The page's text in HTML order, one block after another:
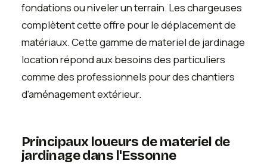
fondations ou niveler un terrain. Les chargeuses
complètent cette offre pour le déplacement de
matériaux. Cette gamme de materiel de jardinage
location répond aux besoins des particuliers
comme des professionnels pour des chantiers
d'aménagement extérieur.
Principaux loueurs de materiel de
jardinage dans l'Essonne